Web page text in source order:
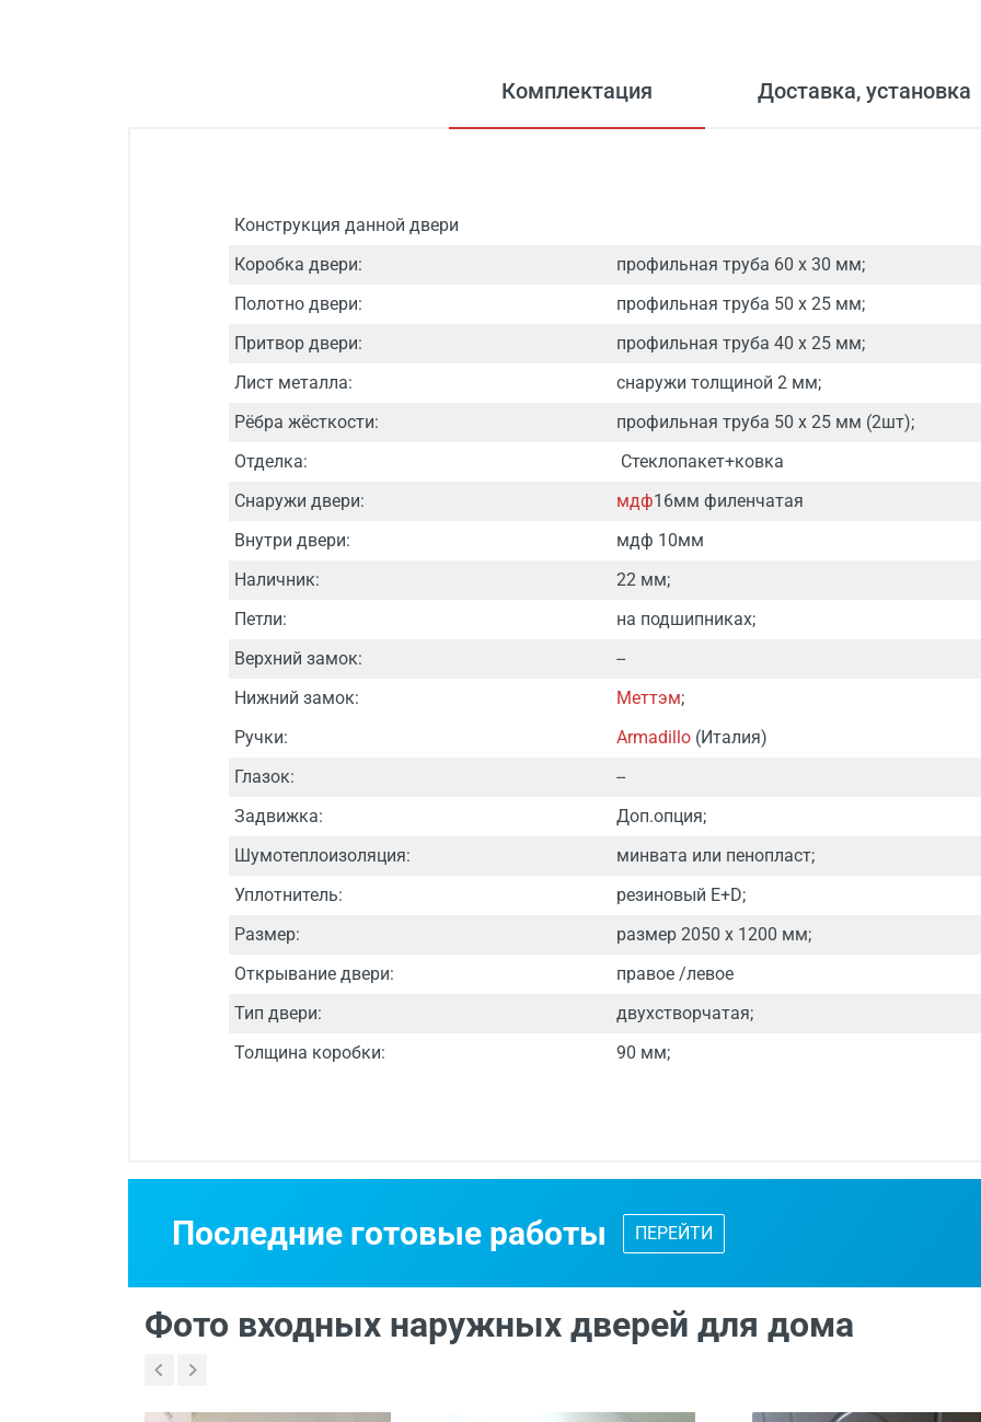
Комплектация Доставка, установка
Конструкция данной двери
Коробка двери:
профильная труба 60 х 30 мм;
Полотно двери:
профильная труба 50 х 25 мм;
Притвор двери:
профильная труба 40 х 25 мм;
Лист металла:
снаружи толщиной 2 мм;
Рёбра жёсткости:
профильная труба 50 х 25 мм (2шт);
Отделка:
Стеклопакет+ковка
Снаружи двери:
мдф16мм филенчатая
Внутри двери:
мдф 10мм
Наличник:
22 мм;
Петли:
на подшипниках;
Верхний замок:
--
Нижний замок:
Меттэм;
Ручки:
Armadillo (Италия)
Глазок:
--
Задвижка:
Доп.опция;
Шумотеплоизоляция:
минвата или пенопласт;
Уплотнитель:
резиновый E+D;
Размер:
размер 2050 х 1200 мм;
Открывание двери:
правое /левое
Тип двери:
двухстворчатая;
Толщина коробки:
90 мм;
Бесплатный выезд специалиста с каталогом входных дверей, образцами
Последние готовые работы ПЕРЕЙТИ
Фото входных наружных дверей для дома